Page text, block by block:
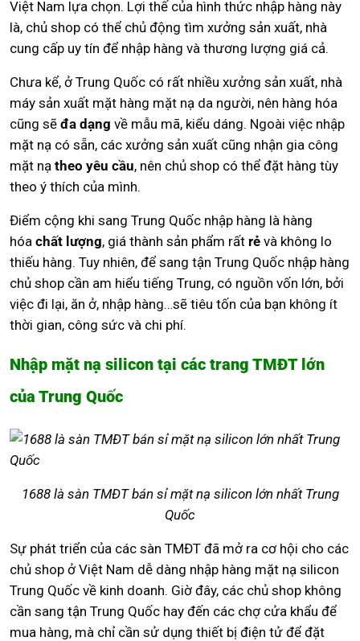
Việt Nam lựa chọn. Lợi thế của hình thức nhập hàng này
là, chủ shop có thể chủ động tìm xưởng sản xuất, nhà
cung cấp uy tín để nhập hàng và thương lượng giá cả.
Chưa kể, ở Trung Quốc có rất nhiều xưởng sản xuất, nhà
máy sản xuất mặt hàng mặt nạ da người, nên hàng hóa
cũng sẽ đa dạng về mẫu mã, kiểu dáng. Ngoài việc nhập
mặt nạ có sẵn, các xưởng sản xuất cũng nhận gia công
mặt nạ theo yêu cầu, nên chủ shop có thể đặt hàng tùy
theo ý thích của mình.
Điểm cộng khi sang Trung Quốc nhập hàng là hàng
hóa chất lượng, giá thành sản phẩm rất rẻ và không lo
thiếu hàng. Tuy nhiên, để sang tận Trung Quốc nhập hàng
chủ shop cần am hiểu tiếng Trung, có nguồn vốn lớn, bởi
việc đi lại, ăn ở, nhập hàng…sẽ tiêu tốn của bạn không ít
thời gian, công sức và chi phí.
Nhập mặt nạ silicon tại các trang TMĐT lớn
của Trung Quốc
1688 là sàn TMĐT bán sỉ mặt nạ silicon lớn nhất Trung
Quốc
Sự phát triển của các sàn TMĐT đã mở ra cơ hội cho các
chủ shop ở Việt Nam dễ dàng nhập hàng mặt nạ silicon
Trung Quốc về kinh doanh. Giờ đây, các chủ shop không
cần sang tận Trung Quốc hay đến các chợ cửa khẩu để
mua hàng, mà chỉ cần sử dụng thiết bị điện tử để đặt